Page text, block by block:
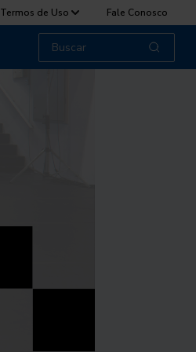
Termos de Uso Fale Conosco